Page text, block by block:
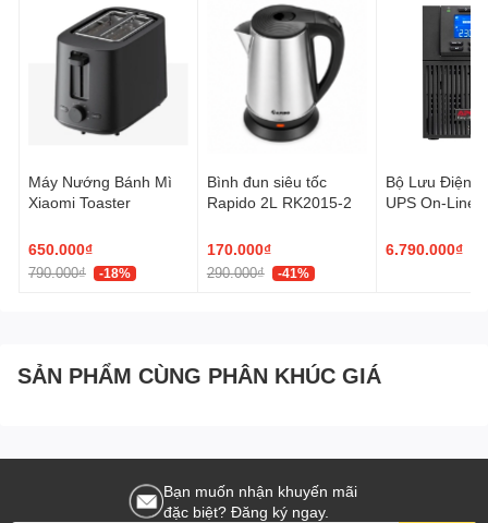
Sử dụng công nghệ Whisper Quiet:
Giảm độ ồn đến 28dB,
cùng với tính năng tự động tắt ánh sáng khi không cần thiết, LV-
H128 có thể làm sạch không khí suốt đêm mà không làm phiền
hoàn toàn phù hợp trên tủ đầu giường, hoạt động nhẹ nhàng
trong khi bạn nghỉ ngơi.
Máy lọc không khí LEVOIT LV-H128 hội tụ đủ những yếu tố có thể
đáp ứng từ nguồn không khí sạch đến 99,97%, động cơ êm ái
thiết bị như máy tinh dầu, máy lọc không khí LEVOIT LV-H128 có
Máy Nướng Bánh Mì
Xiaomi Toaster
650.000₫
790.000₫ -18%
Bình đun siêu tốc
Rapido 2L RK2015-2
170.000₫
290.000₫ -41%
Bộ Lưu Điện
UPS On-Line
6.790.000₫
SẢN PHẨM CÙNG PHÂN KHÚC GIÁ
Bạn muốn nhận khuyến mãi
đặc biệt? Đăng ký ngay.